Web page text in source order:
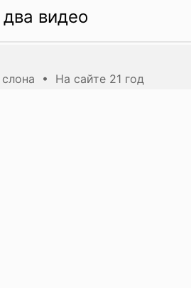
видео
• На сайте 21 год